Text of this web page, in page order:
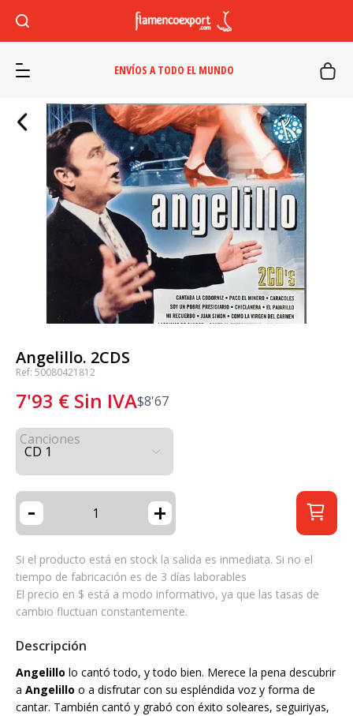
ENVÍOS A TODO EL MUNDO
Angelillo. 2CDS
Ref: 50080421812
7'93 € Sin IVA$8'67
Canciones
- +
Si el producto está en stock la salida es inmediata. Si no el
tiempo de fabricación es de 3 días laborables
El precio en $ está a modo informativo, ya que las tasas de
cambio fluctuan constantemente.
Descripción
Angelillo lo cantó todo, y todo bien. Merece la pena descubrir
a Angelillo o a disfrutar con su espléndida voz y forma de
cantar. También cantó y grabó con éxito soleares, seguiriyas,